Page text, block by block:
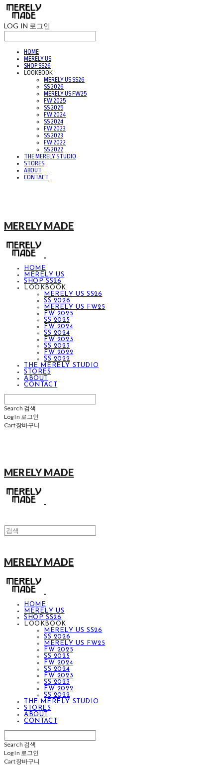
LOG IN 로그인
HOME
MERELY US
SHOP SS26
LOOKBOOK
MERELY US SS26
SS 2026
MERELY US FW25
FW 2025
SS 2025
FW 2024
SS 2024
FW 2023
SS 2023
FW 2022
SS 2022
THE MERELY STUDIO
STORES
ABOUT
CONTACT
MERELY MADE
HOME
MERELY US
SHOP SS26
LOOKBOOK
MERELY US SS26
SS 2026
MERELY US FW25
FW 2025
SS 2025
FW 2024
SS 2024
FW 2023
SS 2023
FW 2022
SS 2022
THE MERELY STUDIO
STORES
ABOUT
CONTACT
Search 검색
Log In 로그인
Cart장바구니
MERELY MADE
MERELY MADE
HOME
MERELY US
SHOP SS26
LOOKBOOK
MERELY US SS26
SS 2026
MERELY US FW25
FW 2025
SS 2025
FW 2024
SS 2024
FW 2023
SS 2023
FW 2022
SS 2022
THE MERELY STUDIO
STORES
ABOUT
CONTACT
Search 검색
Log In 로그인
Cart장바구니